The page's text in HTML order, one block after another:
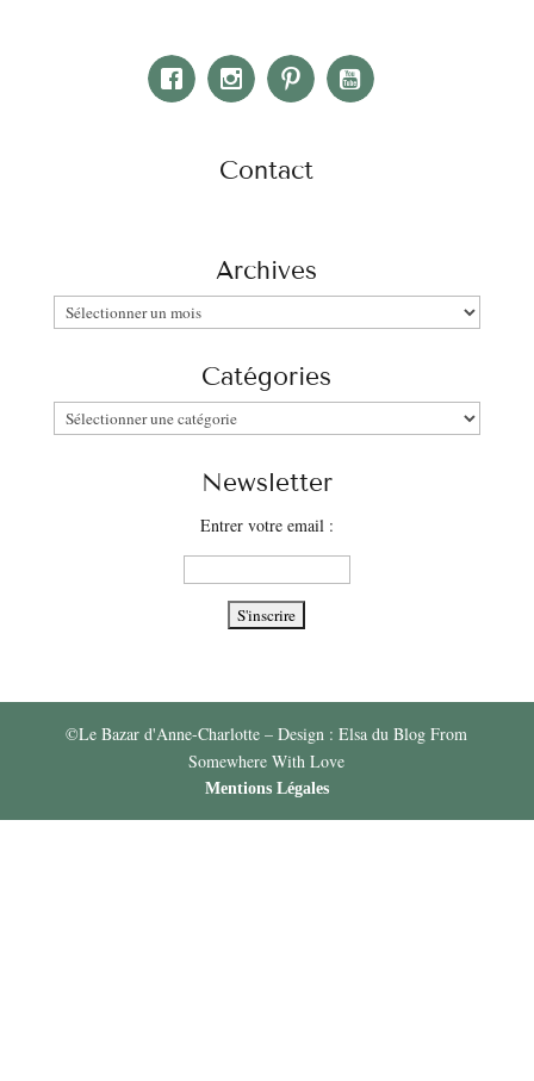
Contact
Archives
Archives
Catégories
Catégories
Newsletter
Entrer votre email :
©Le Bazar d'Anne-Charlotte – Design : Elsa du Blog From
Somewhere With Love
Mentions Légales